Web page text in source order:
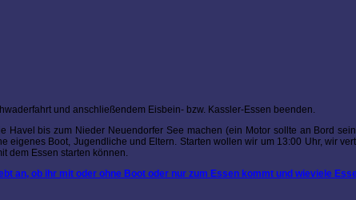
und anschließendem Eisbein- bzw. Kassler-Essen beenden.
bis zum Nieder Neuendorfer See machen (ein Motor sollte an Bord
Boot, Jugendliche und Eltern. Starten wollen wir um 13:00 Uhr, wir
dem Essen starten können.
an, ob ihr mit oder ohne Boot oder nur zum Essen kommt und wieviele